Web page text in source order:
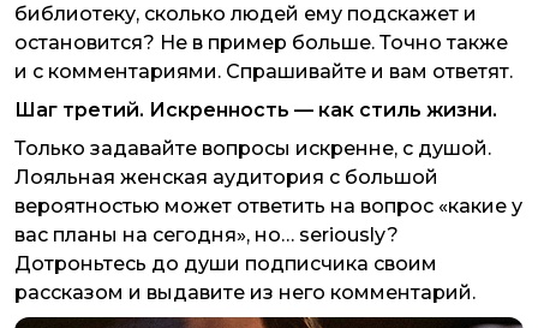
библиотеку, сколько людей ему подскажет и
остановится? Не в пример больше. Точно также
и с комментариями. Спрашивайте и вам ответят.
Шаг третий. Искренность — как стиль жизни.
Только задавайте вопросы искренне, с душой.
Лояльная женская аудитория с большой
вероятностью может ответить на вопрос «какие у
вас планы на сегодня», но… seriously?
Дотроньтесь до души подписчика своим
рассказом и выдавите из него комментарий.